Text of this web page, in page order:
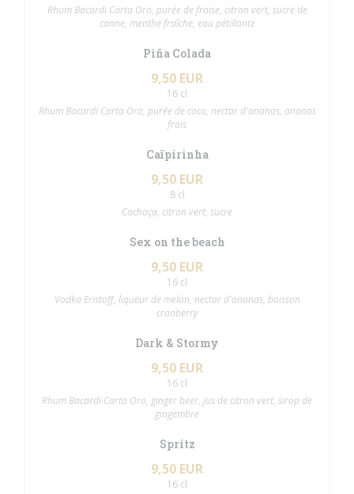
Rhum Bacardi Carta Oro, purée de fraise, citron vert, sucre de
canne, menthe fraîche, eau pétillante
Piña Colada
9,50 EUR
16 cl
Rhum Bacardi Carta Oro, purée de coco, nectar d'ananas, ananas
frais
Caïpirinha
9,50 EUR
8 cl
Cachaça, citron vert, sucre
Sex on the beach
9,50 EUR
16 cl
Vodka Eristoff, liqueur de melon, nectar d'ananas, boisson
cranberry
Dark & Stormy
9,50 EUR
16 cl
Rhum Bacardi Carta Oro, ginger beer, jus de citron vert, sirop de
gingembre
Spritz
9,50 EUR
16 cl